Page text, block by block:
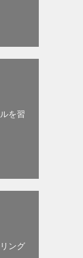
を習
ング